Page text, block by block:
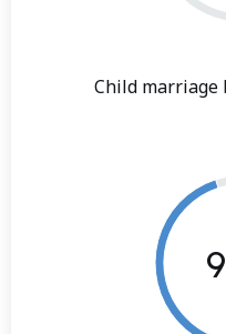
Child marriage